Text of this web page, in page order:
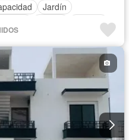
Jardín
Alberca